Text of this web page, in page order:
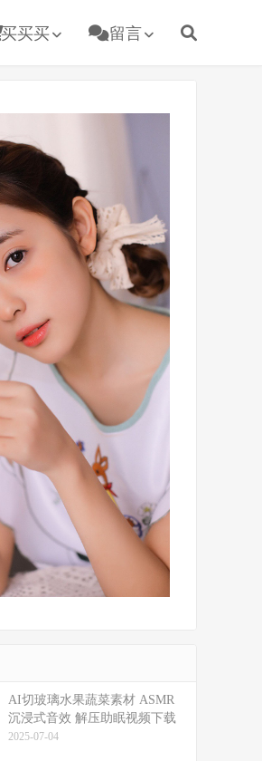
买买买 留言
​​AI切玻璃水果蔬菜素材 ASMR
沉浸式音效 解压助眠视频下载
2025-07-04